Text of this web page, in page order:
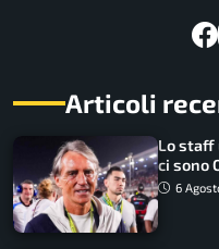
Articoli
Lo staff
ci sono
ritorno
6